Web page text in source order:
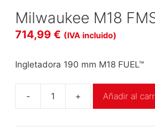
Milwaukee M18
714,99 € (IVA incluido)
Ingletadora 190 mm M18 FUEL™
-
Milwaukee
FMS190-
+ Añadir al